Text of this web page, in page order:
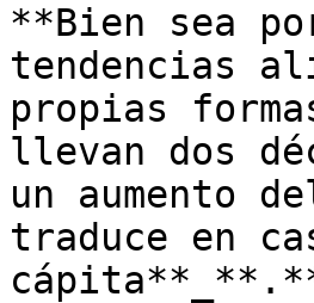
**Bien sea
tendencias
propias
llevan dos
un aumento
traduce en